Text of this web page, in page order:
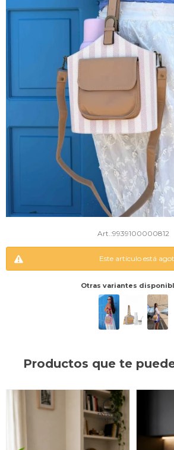
9939100000812
Este artículo está
Otras variantes
Productos que te